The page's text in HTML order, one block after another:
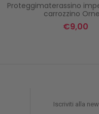
Proteggimaterassino
carrozzino
€9,00
Iscriviti alla